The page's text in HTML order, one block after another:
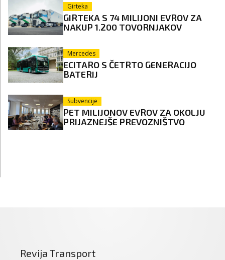
Girteka
GIRTEKA S 74 MILIJONI EVROV ZA
NAKUP 1.200 TOVORNJAKOV
Mercedes
ECITARO S ČETRTO GENERACIJO
BATERIJ
Subvencije
PET MILIJONOV EVROV ZA OKOLJU
PRIJAZNEJŠE PREVOZNIŠTVO
Revija Transport